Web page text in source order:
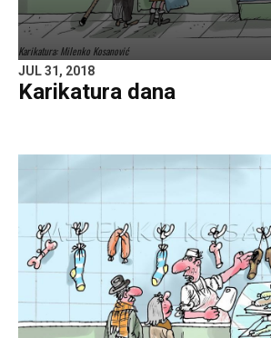
Karikatura: Milenko Kosanović
JUL 31, 2018
Karikatura dana